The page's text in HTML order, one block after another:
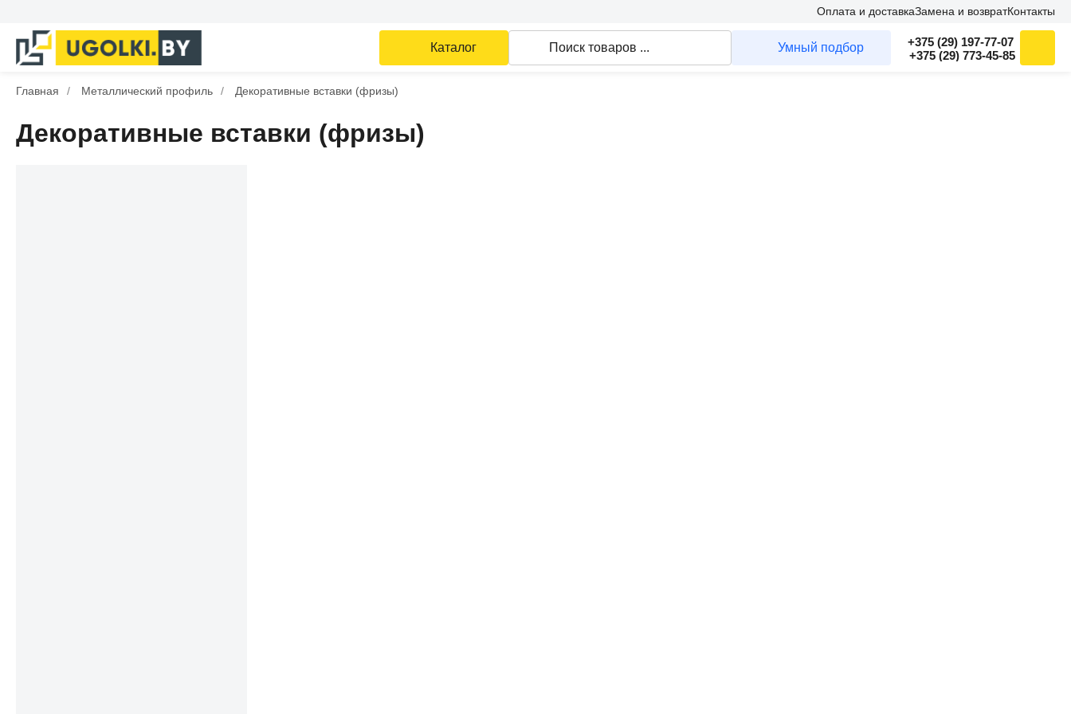
Каталог Поиск товаров ... Умный подбор
+375 (29) 197-77-07
+375 (29) 773-45-85
Оплата и доставкаЗамена и возвратКонтакты
Главная / Металлический профиль / Декоративные вставки (фризы)
Декоративные вставки (фризы)